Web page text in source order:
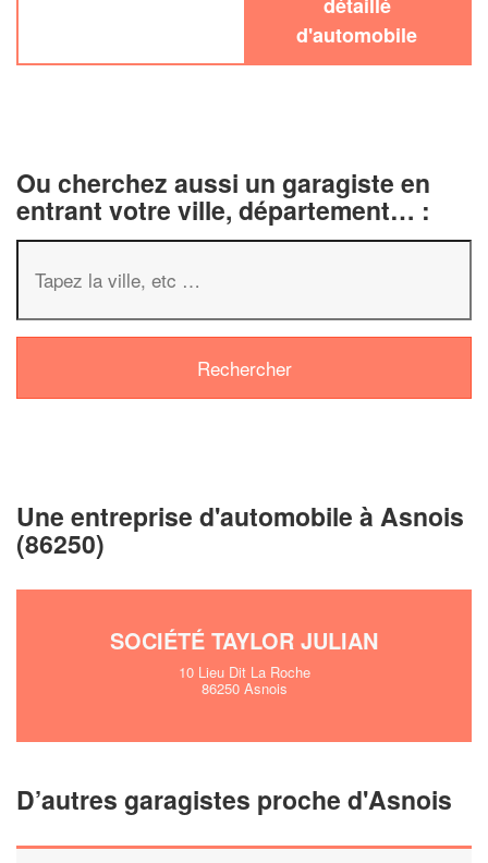
d'automobile
Ou cherchez aussi un garagiste en
entrant votre ville, département… :
Une entreprise d'automobile à Asnois
(86250)
SOCIÉTÉ TAYLOR JULIAN
10 Lieu Dit La Roche
86250 Asnois
D’autres garagistes proche d'Asnois
✕
Vous êtes
En